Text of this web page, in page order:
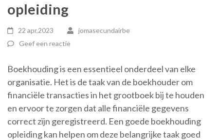
opleiding
22 apr,2023
jomasecundairbe
Geef een reactie
Boekhouding is een essentieel onderdeel van elke
organisatie. Het is de taak van de boekhouder om
financiële transacties in het grootboek bij te houden
en ervoor te zorgen dat alle financiële gegevens
correct zijn geregistreerd. Een goede boekhouding
opleiding kan helpen om deze belangrijke taak goed